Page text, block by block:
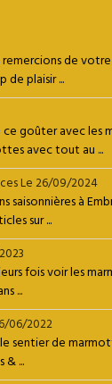
de
de plaisir ...
goûter avec les
avec tout au ...
Le 26/09/2024
à
sur ...
fois voir les
...
06/2022
sentier de
...